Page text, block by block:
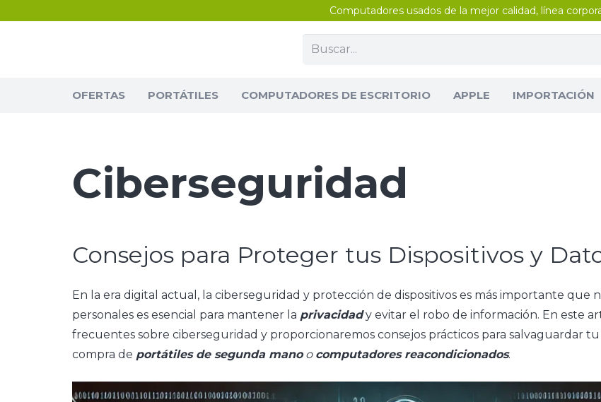
Computadores usados de la mejor calidad, línea
OFERTAS PORTÁTILES COMPUTADORES DE ESCRITORIO APPLE IMPORTACIÓN
Ciberseguridad
Consejos para Proteger tus Dispositivos y
En la era digital actual, la ciberseguridad y protección de dispositivos es más importante que
personales es esencial para mantener la privacidad y evitar el robo de información. En este
frecuentes sobre ciberseguridad y proporcionaremos consejos prácticos para salvaguardar
compra de portátiles de segunda manoo computadores reacondicionados.